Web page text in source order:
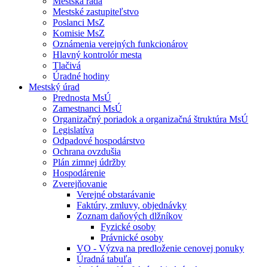
Mestské zastupiteľstvo
Poslanci MsZ
Komisie MsZ
Oznámenia verejných funkcionárov
Hlavný kontrolór mesta
Tlačivá
Úradné hodiny
Mestský úrad
Prednosta MsÚ
Zamestnanci MsÚ
Organizačný poriadok a organizačná štruktúra MsÚ
Legislatíva
Odpadové hospodárstvo
Ochrana ovzdušia
Plán zimnej údržby
Hospodárenie
Zverejňovanie
Verejné obstarávanie
Faktúry, zmluvy, objednávky
Zoznam daňových dlžníkov
Fyzické osoby
Právnické osoby
VO - Výzva na predloženie cenovej ponuky
Úradná tabuľa